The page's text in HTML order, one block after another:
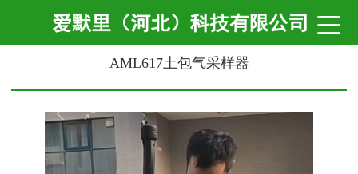

AML617土包气采样器